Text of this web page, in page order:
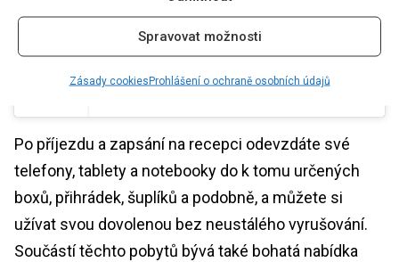
Spravovat možnosti
Zásady cookiesProhlášení o ochraně osobních údajů
#PatrickSchwarzenegger#Foxtel
♬ original sound – Foxtel
Po příjezdu a zapsání na recepci odevzdáte své
telefony, tablety a notebooky do k tomu určených
boxů, přihrádek, šuplíků a podobně, a můžete si
užívat svou dovolenou bez neustálého vyrušování.
Součástí těchto pobytů bývá také bohatá nabídka